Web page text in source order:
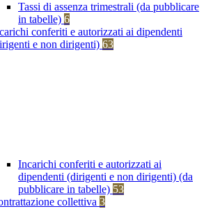
Tassi di assenza trimestrali (da pubblicare
in tabelle) 6
conferiti e autorizzati ai dipendenti
e non dirigenti) 63
Incarichi conferiti e autorizzati ai
dipendenti (dirigenti e non dirigenti) (da
pubblicare in tabelle) 53
collettiva 3